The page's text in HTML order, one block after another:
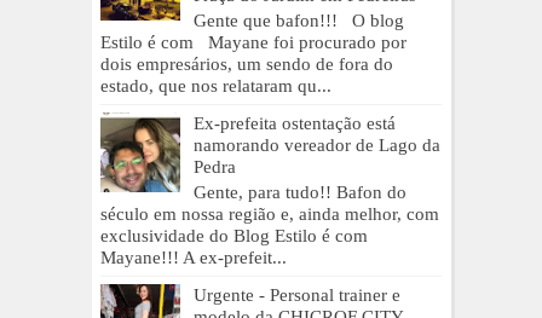
Gente que bafon!!! O blog
Estilo é com Mayane foi procurado por
dois empresários, um sendo de fora do
estado, que nos relataram qu...
Ex-prefeita ostentação está
namorando vereador de Lago da
Pedra
Gente, para tudo!! Bafon do
século em nossa região e, ainda melhor, com
exclusividade do Blog Estilo é com
Mayane!!! A ex-prefeit...
Urgente - Personal trainer e